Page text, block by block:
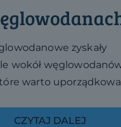
zyskały
wokół
warto
CZYTAJ DALEJ